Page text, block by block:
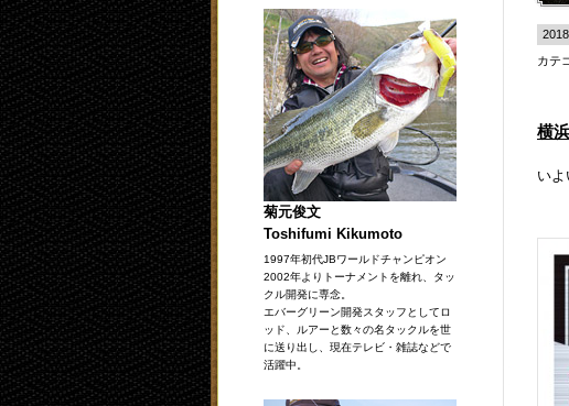
菊元俊文
Toshifumi Kikumoto
1997年初代JBワールドチャンピオン
2002年よりトーナメントを離れ、タッ
クル開発に専念。
エバーグリーン開発スタッフとしてロ
ッド、ルアーと数々の名タックルを世
に送り出し、現在テレビ・雑誌などで
活躍中。
カテ
横
いよ